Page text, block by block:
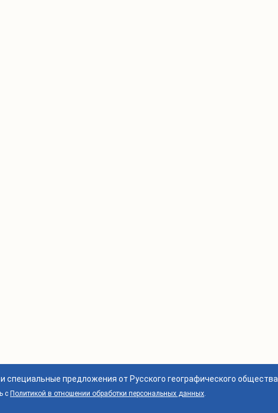
предложения от Русского географического общества.
с Политикой в отношении обработки персональных данных.